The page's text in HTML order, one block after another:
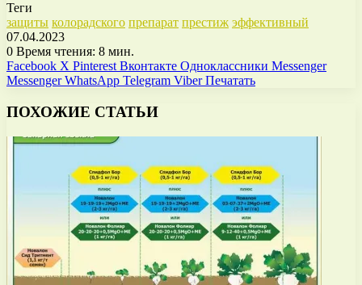
Теги
защиты колорадского препарат престиж эффективный
07.04.2023
0 Время чтения: 8 мин.
Facebook X Pinterest Вконтакте Одноклассники Messenger
Messenger WhatsApp Telegram Viber Печатать
ПОХОЖИЕ СТАТЬИ